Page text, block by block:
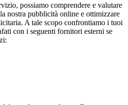
possiamo comprendere e valutare
nostra pubblicità online e ottimizzare
A tale scopo confrontiamo i tuoi
con i seguenti fornitori esterni se